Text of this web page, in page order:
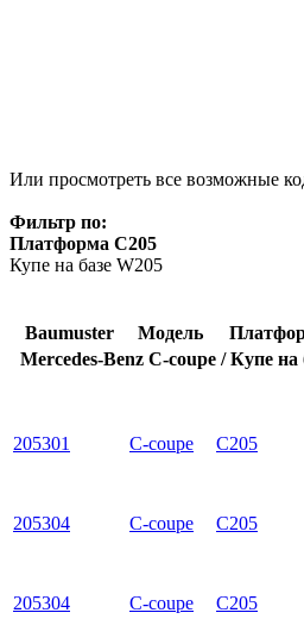
Или просмотреть все возможные
Фильтр по:
Платформа C205
Купе на базе W205
Baumuster Модель
Mercedes-Benz C-coupe / Купе
205301
C-coupe C205
205304 C-coupe C205
205304 C-coupe C205